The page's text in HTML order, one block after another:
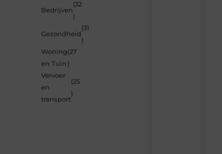
Bedrijven
(32
)
Gezondheid
(31
)
Woning
en Tuin
(27
)
Vervoer
en
transport
(25
)